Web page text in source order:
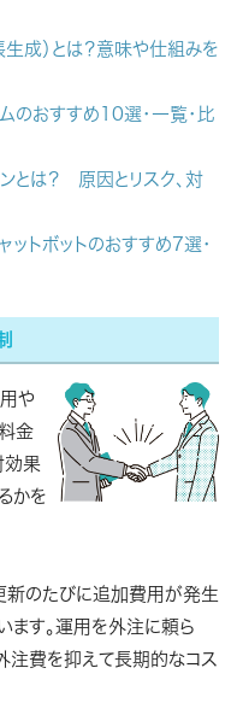
成）とは？意味や仕組みを
のおすすめ10選・一覧・比
とは？ 原因とリスク、対
ットボットのおすすめ7選・
や
金
効果
かを
新のたびに追加費用が発生
ます。運用を外注に頼ら
注費を抑えて長期的なコス